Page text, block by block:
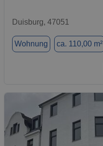
Duisburg, 47051
Wohnung ca. 110,00 m²